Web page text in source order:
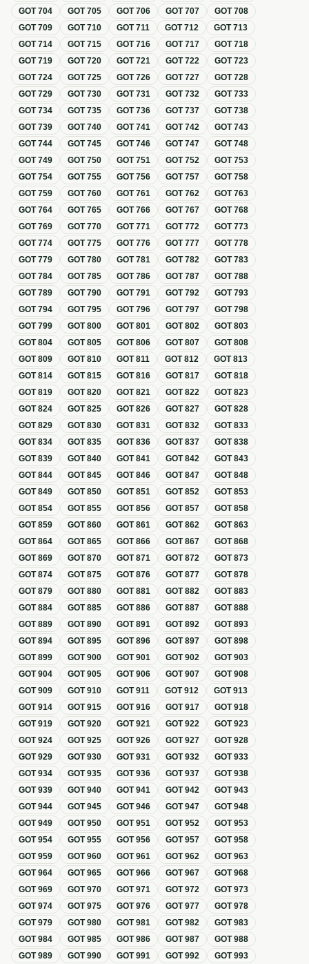
GOT704 GOT705 GOT706 GOT707 GOT708
GOT709 GOT710 GOT711 GOT712 GOT713
GOT714 GOT715 GOT716 GOT717 GOT718
GOT719 GOT720 GOT721 GOT722 GOT723
GOT724 GOT725 GOT726 GOT727 GOT728
GOT729 GOT730 GOT731 GOT732 GOT733
GOT734 GOT735 GOT736 GOT737 GOT738
GOT739 GOT740 GOT741 GOT742 GOT743
GOT744 GOT745 GOT746 GOT747 GOT748
GOT749 GOT750 GOT751 GOT752 GOT753
GOT754 GOT755 GOT756 GOT757 GOT758
GOT759 GOT760 GOT761 GOT762 GOT763
GOT764 GOT765 GOT766 GOT767 GOT768
GOT769 GOT770 GOT771 GOT772 GOT773
GOT774 GOT775 GOT776 GOT777 GOT778
GOT779 GOT780 GOT781 GOT782 GOT783
GOT784 GOT785 GOT786 GOT787 GOT788
GOT789 GOT790 GOT791 GOT792 GOT793
GOT794 GOT795 GOT796 GOT797 GOT798
GOT799 GOT800 GOT801 GOT802 GOT803
GOT804 GOT805 GOT806 GOT807 GOT808
GOT809 GOT810 GOT811 GOT812 GOT813
GOT814 GOT815 GOT816 GOT817 GOT818
GOT819 GOT820 GOT821 GOT822 GOT823
GOT824 GOT825 GOT826 GOT827 GOT828
GOT829 GOT830 GOT831 GOT832 GOT833
GOT834 GOT835 GOT836 GOT837 GOT838
GOT839 GOT840 GOT841 GOT842 GOT843
GOT844 GOT845 GOT846 GOT847 GOT848
GOT849 GOT850 GOT851 GOT852 GOT853
GOT854 GOT855 GOT856 GOT857 GOT858
GOT859 GOT860 GOT861 GOT862 GOT863
GOT864 GOT865 GOT866 GOT867 GOT868
GOT869 GOT870 GOT871 GOT872 GOT873
GOT874 GOT875 GOT876 GOT877 GOT878
GOT879 GOT880 GOT881 GOT882 GOT883
GOT884 GOT885 GOT886 GOT887 GOT888
GOT889 GOT890 GOT891 GOT892 GOT893
GOT894 GOT895 GOT896 GOT897 GOT898
GOT899 GOT900 GOT901 GOT902 GOT903
GOT904 GOT905 GOT906 GOT907 GOT908
GOT909 GOT910 GOT911 GOT912 GOT913
GOT914 GOT915 GOT916 GOT917 GOT918
GOT919 GOT920 GOT921 GOT922 GOT923
GOT924 GOT925 GOT926 GOT927 GOT928
GOT929 GOT930 GOT931 GOT932 GOT933
GOT934 GOT935 GOT936 GOT937 GOT938
GOT939 GOT940 GOT941 GOT942 GOT943
GOT944 GOT945 GOT946 GOT947 GOT948
GOT949 GOT950 GOT951 GOT952 GOT953
GOT954 GOT955 GOT956 GOT957 GOT958
GOT959 GOT960 GOT961 GOT962 GOT963
GOT964 GOT965 GOT966 GOT967 GOT968
GOT969 GOT970 GOT971 GOT972 GOT973
GOT974 GOT975 GOT976 GOT977 GOT978
GOT979 GOT980 GOT981 GOT982 GOT983
GOT984 GOT985 GOT986 GOT987 GOT988
GOT989 GOT990 GOT991 GOT992 GOT993